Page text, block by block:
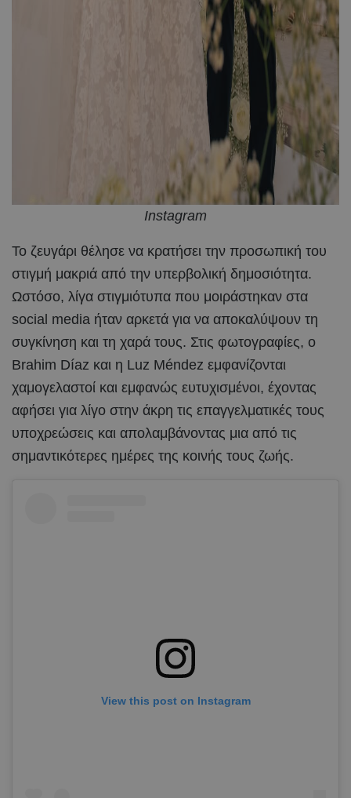
Instagram
Το ζευγάρι θέλησε να κρατήσει την προσωπική του
στιγμή μακριά από την υπερβολική δημοσιότητα.
Ωστόσο, λίγα στιγμιότυπα που μοιράστηκαν στα
social media ήταν αρκετά για να αποκαλύψουν τη
συγκίνηση και τη χαρά τους. Στις φωτογραφίες, ο
Brahim Díaz και η Luz Méndez εμφανίζονται
χαμογελαστοί και εμφανώς ευτυχισμένοι, έχοντας
αφήσει για λίγο στην άκρη τις επαγγελματικές τους
υποχρεώσεις και απολαμβάνοντας μια από τις
σημαντικότερες ημέρες της κοινής τους ζωής.
View this post on Instagram